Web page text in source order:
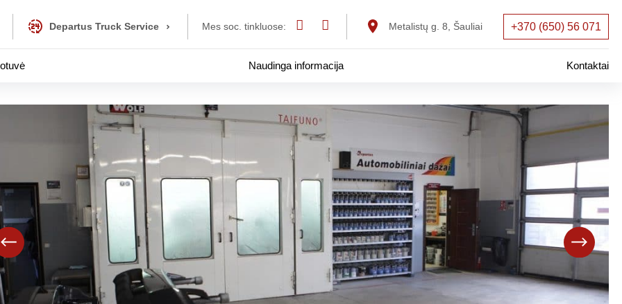
Paslaugos
Sunkvežimių remontas
Priekabų remontas
Departus Truck Service Mes soc. tinkluose: Metalistų g. 8, Šauliai +370 (650) 56 071
Naudinga informacija Kontaktai